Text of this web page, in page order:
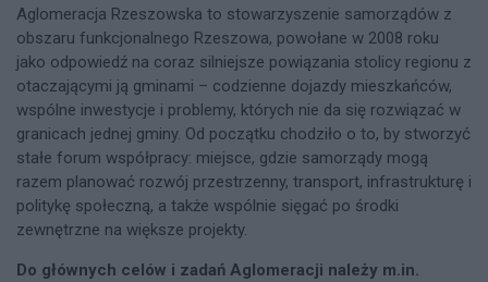
Aglomeracja Rzeszowska to stowarzyszenie samorządów z
obszaru funkcjonalnego Rzeszowa, powołane w 2008 roku
jako odpowiedź na coraz silniejsze powiązania stolicy regionu z
otaczającymi ją gminami – codzienne dojazdy mieszkańców,
wspólne inwestycje i problemy, których nie da się rozwiązać w
granicach jednej gminy. Od początku chodziło o to, by stworzyć
stałe forum współpracy: miejsce, gdzie samorządy mogą
razem planować rozwój przestrzenny, transport, infrastrukturę i
politykę społeczną, a także wspólnie sięgać po środki
zewnętrzne na większe projekty.
Do głównych celów i zadań Aglomeracji należy m.in.